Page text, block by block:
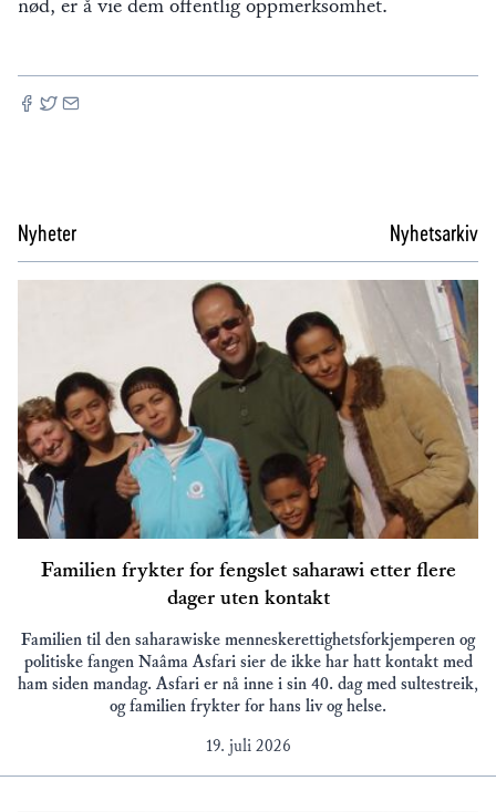
nød, er å vie dem offentlig oppmerksomhet.
Nyheter Nyhetsarkiv
Familien frykter for fengslet saharawi etter flere
dager uten kontakt
Familien til den saharawiske menneskerettighetsforkjemperen og
politiske fangen Naâma Asfari sier de ikke har hatt kontakt med
ham siden mandag. Asfari er nå inne i sin 40. dag med sultestreik,
og familien frykter for hans liv og helse.
19. juli 2026